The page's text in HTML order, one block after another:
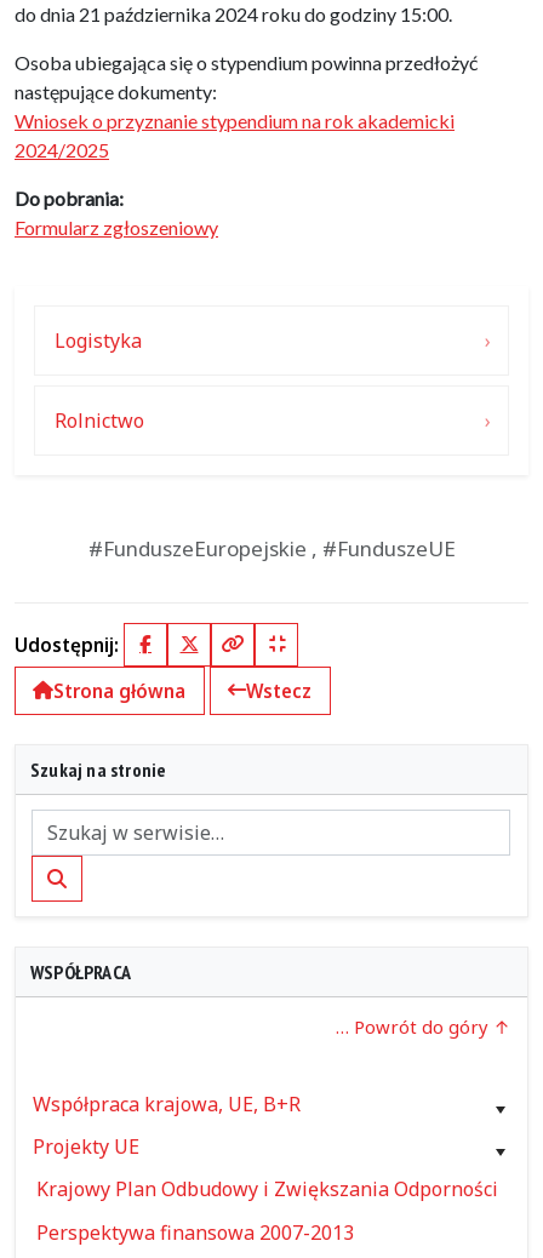
do dnia 21 października 2024 roku do godziny 15:00.
Osoba ubiegająca się o stypendium powinna przedłożyć
następujące dokumenty:
Wniosek o przyznanie stypendium na rok akademicki
2024/2025
Do pobrania:
Formularz zgłoszeniowy
Logistyka
Rolnictwo
#FunduszeEuropejskie , #FunduszeUE
Udostępnij: FacebookX (Twitter)
Kopiuj pełny link
Kopiuj krótki link
Strona główna
Wstecz
Szukaj na stronie
Szukaj
WSPÓŁPRACA
… Powrót do góry
Współpraca krajowa, UE, B+R
Projekty UE
Krajowy Plan Odbudowy i Zwiększania Odporności
Perspektywa finansowa 2007-2013